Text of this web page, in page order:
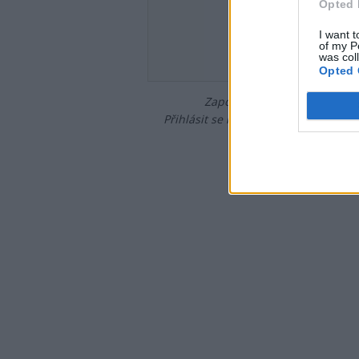
Opted
I want
of my
was
Opted
Zapomněli jste heslo?
Přihlásit se mohou jen ti, kteří se již